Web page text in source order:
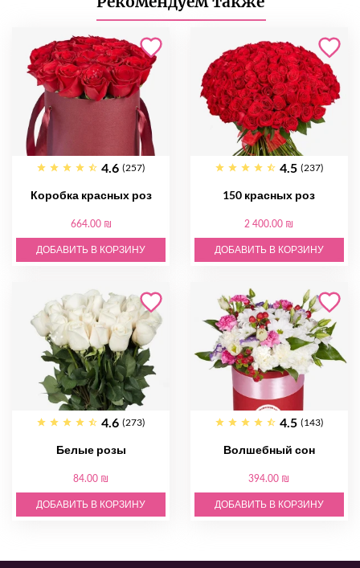
4.6 (257)
Коробка красных роз
664.00 ₪
ДОБАВИТЬ В КОРЗИНУ
4.5 (237)
150 красных роз
2 400.00 ₪
ДОБАВИТЬ В КОРЗИНУ
4.6 (273)
Белые розы
84.00 ₪
ДОБАВИТЬ В КОРЗИНУ
4.5 (143)
Волшебный сон
394.00 ₪
ДОБАВИТЬ В КОРЗИНУ